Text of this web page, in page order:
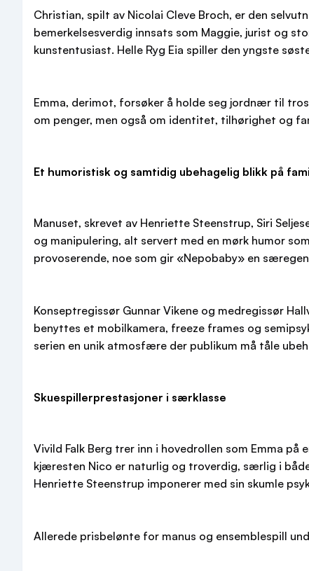
Christian, spilt av Nicolai Cleve Broch, er den
bemerkelsesverdig innsats som Maggie, jurist og
kunstentusiast. Helle Ryg Eia spiller den yngste
Emma, derimot, forsøker å holde seg jordnær til
om penger, men også om identitet, tilhørighet og
Et humoristisk og samtidig ubehagelig blikk på
Manuset, skrevet av Henriette Steenstrup, Siri
og manipulering, alt servert med en mørk humor
provoserende, noe som gir «Nepobaby» en
Konseptregissør Gunnar Vikene og medregissør
benyttes et mobilkamera, freeze frames og
serien en unik atmosfære der publikum må tåle
Skuespillerprestasjoner i særklasse
Vivild Falk Berg trer inn i hovedrollen som Emma
kjæresten Nico er naturlig og troverdig, særlig i
Henriette Steenstrup imponerer med sin skumle
Allerede prisbelønte for manus og ensemblespill